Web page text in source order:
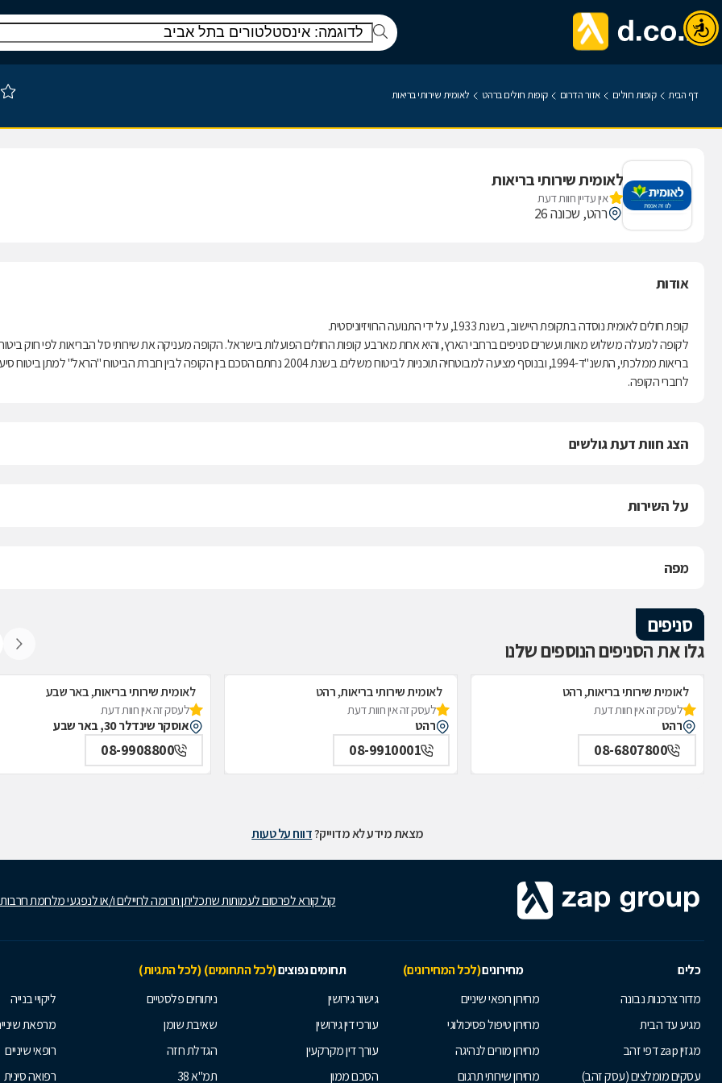
דף הבית קופות חולים אזור הדרום קופות חולים ברהט לאומית שירותי בריאות
לאומית שירותי בריאות
אין עדיין חוות דעת
רהט, שכונה 26
אודות
קופת חולים לאומית נוסדה בתקופת היישוב, בשנת 1933, על ידי התנועה הרוויזיוניסטית.
לקופה למעלה משלוש מאות ועשרים סניפים ברחבי הארץ, והיא אחת מארבע קופות החולים הפועלות בישראל. הקופה מעניקה את שירותי סל הבריאות לפי חוק
בריאות ממלכתי, התשנ"ד-1994, ובנוסף מציעה למבוטחיה תוכניות לביטוח משלים. בשנת 2004 נחתם הסכם בין הקופה לבין חברת הביטוח "הראל" למתן ביטוח
לחברי הקופה.
הצג חוות דעת גולשים
על השירות
מפה
סניפים
גלו את הסניפים הנוספים שלנו
לאומית שירותי בריאות, רהט
לעסק זה אין חוות דעת
רהט
08-6807800
לאומית שירותי בריאות, רהט
לעסק זה אין חוות דעת
רהט
08-9910001
לאומית שירותי בריאות, באר שבע
לעסק זה אין חוות דעת
אוסקר שינדלר 30, באר שבע
08-9908800
מצאת מידע לא מדוייק?דווח על טעות
קול קורא לפרסום לעמותות שתכליתן תרומה לחיילים ו/או לנפגעי מלחמת
כלים מחירונים(לכל המחירונים) תחומים נפוצים(לכל התחומים) (לכל התגיות)
מדור צרכנות נבונה
מגיע עד הבית
מגזין zap דפי זהב
עסקים מומלצים (עסק זהב)
מחירון רופאי שיניים
מחירון טיפול פסיכולוגי
מחירון מורים לנהיגה
מחירון שירותי תרגום
גישור גירושין
עורכי דין גירושין
עורך דין מקרקעין
הסכם ממון
ניתוחים פלסטיים
שאיבת שומן
הגדלת חזה
תמ"א 38
ליקויי בנייה
מרפאת
רופאי שיניים
רפואה סינית